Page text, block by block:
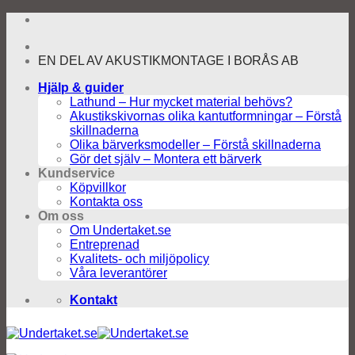
Skip
content
EN DEL AV AKUSTIKMONTAGE I BORÅS AB
Hjälp & guider
Lathund – Hur mycket material behövs?
Akustikskivornas olika kantutformningar – Förstå
skillnaderna
Olika bärverksmodeller – Förstå skillnaderna
Gör det själv – Montera ett bärverk
Kundservice
Köpvillkor
Kontakta oss
Om oss
Om Undertaket.se
Entreprenad
Kvalitets- och miljöpolicy
Våra leverantörer
Kontakt